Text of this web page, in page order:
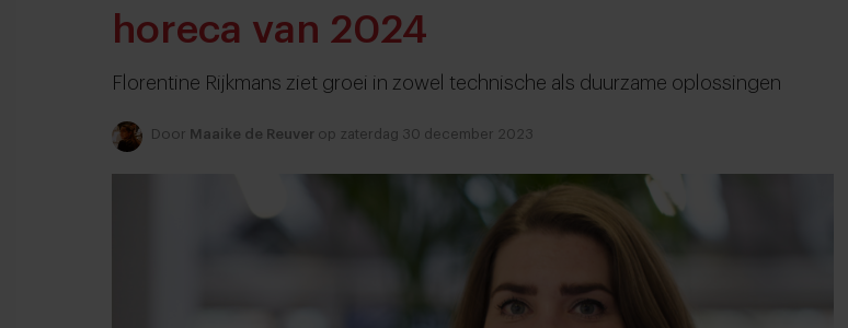
horeca van 2024
Florentine Rijkmans ziet groei in zowel technische als duurzame oplossingen
Door Maaike de Reuver op zaterdag 30 december 2023